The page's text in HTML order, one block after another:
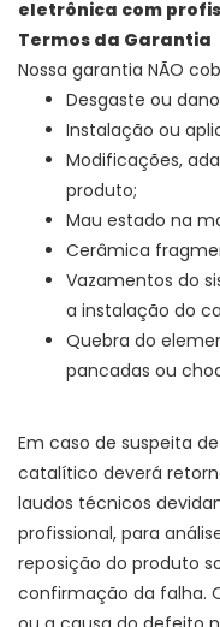
eletrônica com
Termos da Garantia
Nossa garantia NÃO
Desgaste ou
Instalação ou
Modificações,
produto;
Mau estado na
Cerâmica
Vazamentos do
a instalação do
Quebra do
pancadas ou
Em caso de suspeita
catalítico deverá
laudos técnicos
profissional, para
reposição do produto
confirmação da falha.